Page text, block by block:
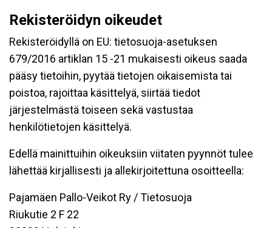
Rekisteröidyn oikeudet
Rekisteröidyllä on EU: tietosuoja-asetuksen
679/2016 artiklan 15 -21 mukaisesti oikeus saada
pääsy tietoihin, pyytää tietojen oikaisemista tai
poistoa, rajoittaa käsittelyä, siirtää tiedot
järjestelmästä toiseen sekä vastustaa
henkilötietojen käsittelyä.
Edellä mainittuihin oikeuksiin viitaten pyynnöt tulee
lähettää kirjallisesti ja allekirjoitettuna osoitteella:
Pajamäen Pallo-Veikot Ry / Tietosuoja
Riukutie 2 F 22